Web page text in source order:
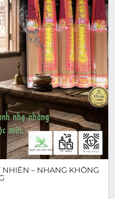
– NHANG KHÔNG